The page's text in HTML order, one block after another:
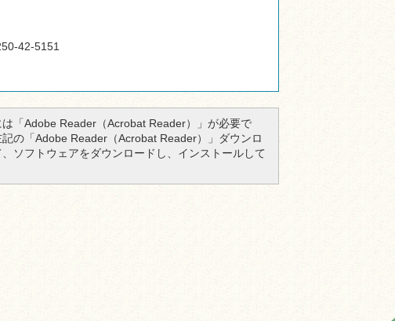
42-5151
「Adobe Reader（Acrobat Reader）」が必要で
の「Adobe Reader（Acrobat Reader）」ダウンロ
ソフトウェアをダウンロードし、インストールして